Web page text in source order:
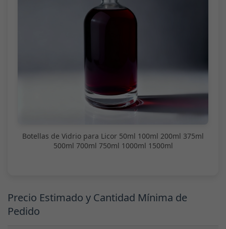
Botellas de Vidrio para Licor 50ml 100ml 200ml 375ml
500ml 700ml 750ml 1000ml 1500ml
Precio Estimado y Cantidad Mínima de
Pedido